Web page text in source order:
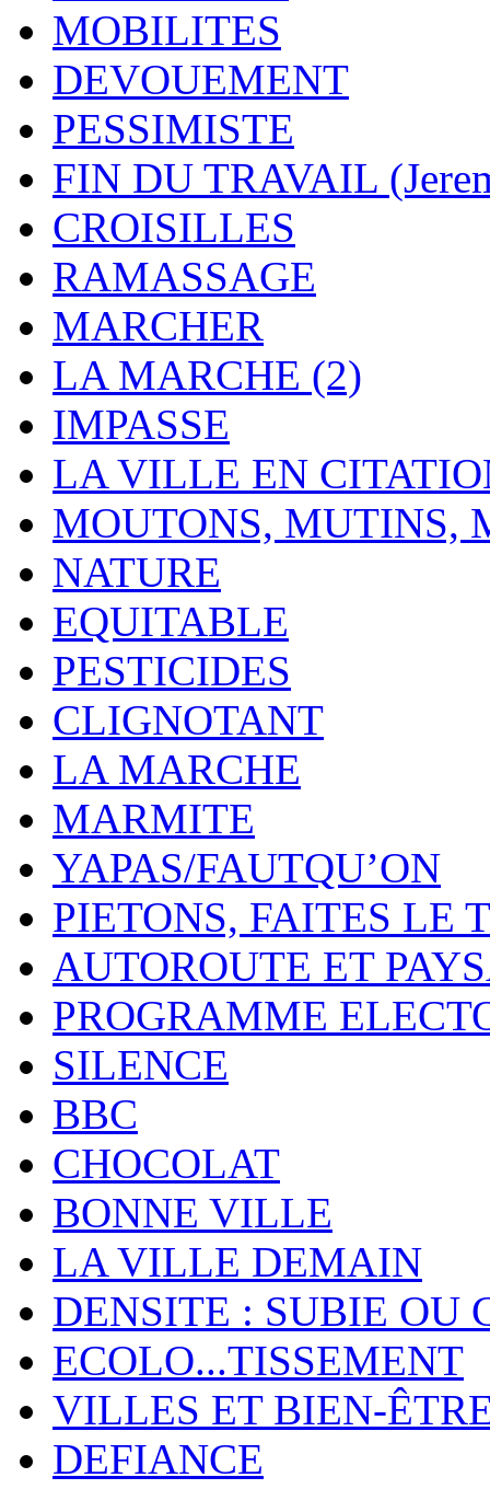
MOBILITES
DEVOUEMENT
PESSIMISTE
FIN DU TRAVAIL
CROISILLES
RAMASSAGE
MARCHER
LA MARCHE (2)
IMPASSE
LA VILLE EN
MOUTONS, MUTINS,
NATURE
EQUITABLE
PESTICIDES
CLIGNOTANT
LA MARCHE
MARMITE
YAPAS/FAUTQU’ON
PIETONS, FAITES LE
AUTOROUTE ET
PROGRAMME
SILENCE
BBC
CHOCOLAT
BONNE VILLE
LA VILLE DEMAIN
DENSITE : SUBIE OU
ECOLO...TISSEMENT
VILLES ET BIEN-
DEFIANCE